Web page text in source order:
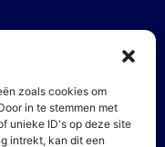
zoals cookies om
in te stemmen met
unieke ID's op deze site
intrekt, kan dit een